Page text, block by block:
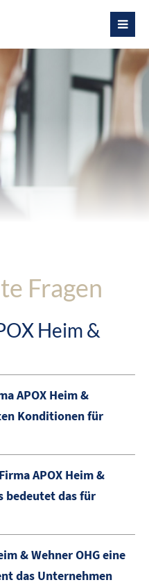
Fragen
Heim &
APOX Heim &
Konditionen für
APOX Heim &
bedeutet das für
& Wehner OHG eine
das Unternehmen